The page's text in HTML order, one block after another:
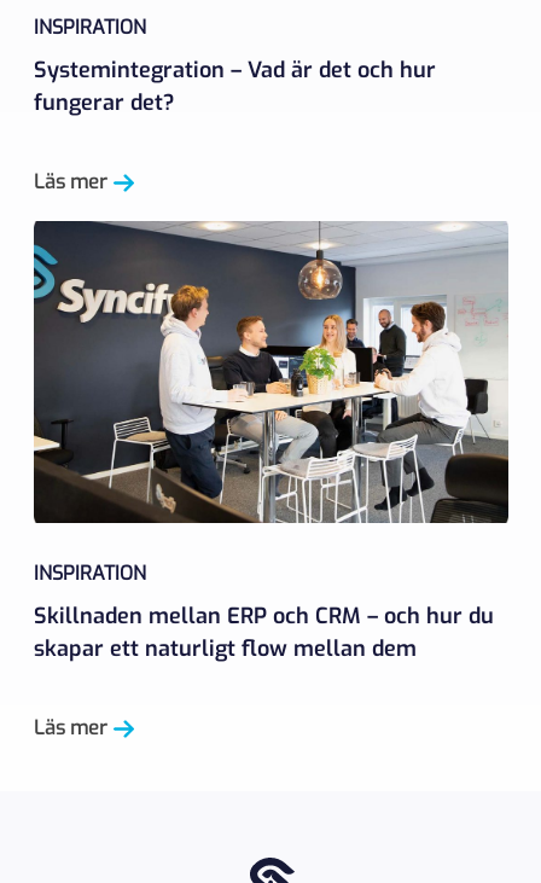
INSPIRATION
Systemintegration – Vad är det och hur
fungerar det?
Läs mer
INSPIRATION
Skillnaden mellan ERP och CRM – och hur du
skapar ett naturligt flow mellan dem
Läs mer